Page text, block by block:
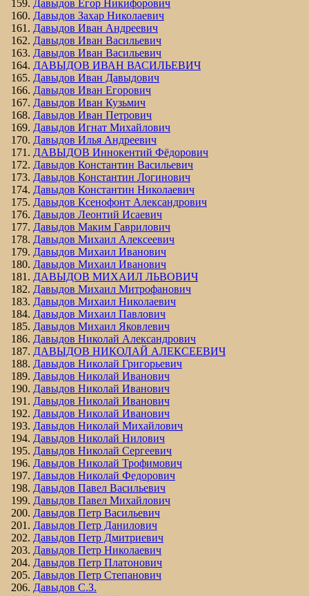
Давыдов Егор Никифорович
Давыдов Захар Николаевич
Давыдов Иван Андреевич
Давыдов Иван Васильевич
Давыдов Иван Васильевич
ДАВЫДОВ ИВАН ВАСИЛЬЕВИЧ
Давыдов Иван Давыдович
Давыдов Иван Егорович
Давыдов Иван Кузьмич
Давыдов Иван Петрович
Давыдов Игнат Михайлович
Давыдов Илья Андреевич
ДАВЫДОВ Иннокентий Фёдорович
Давыдов Константин Васильевич
Давыдов Константин Логинович
Давыдов Константин Николаевич
Давыдов Ксенофонт Александрович
Давыдов Леонтий Исаевич
Давыдов Маким Гаврилович
Давыдов Михаил Алексеевич
Давыдов Михаил Иванович
Давыдов Михаил Иванович
ДАВЫДОВ МИХАИЛ ЛЬВОВИЧ
Давыдов Михаил Митрофанович
Давыдов Михаил Николаевич
Давыдов Михаил Павлович
Давыдов Михаил Яковлевич
Давыдов Николай Александрович
ДАВЫДОВ НИКОЛАЙ АЛЕКСЕЕВИЧ
Давыдов Николай Григорьевич
Давыдов Николай Иванович
Давыдов Николай Иванович
Давыдов Николай Иванович
Давыдов Николай Иванович
Давыдов Николай Михайлович
Давыдов Николай Нилович
Давыдов Николай Сергеевич
Давыдов Николай Трофимович
Давыдов Николай Федорович
Давыдов Павел Васильевич
Давыдов Павел Михайлович
Давыдов Петр Васильевич
Давыдов Петр Данилович
Давыдов Петр Дмитриевич
Давыдов Петр Николаевич
Давыдов Петр Платонович
Давыдов Петр Степанович
Давыдов С.З.